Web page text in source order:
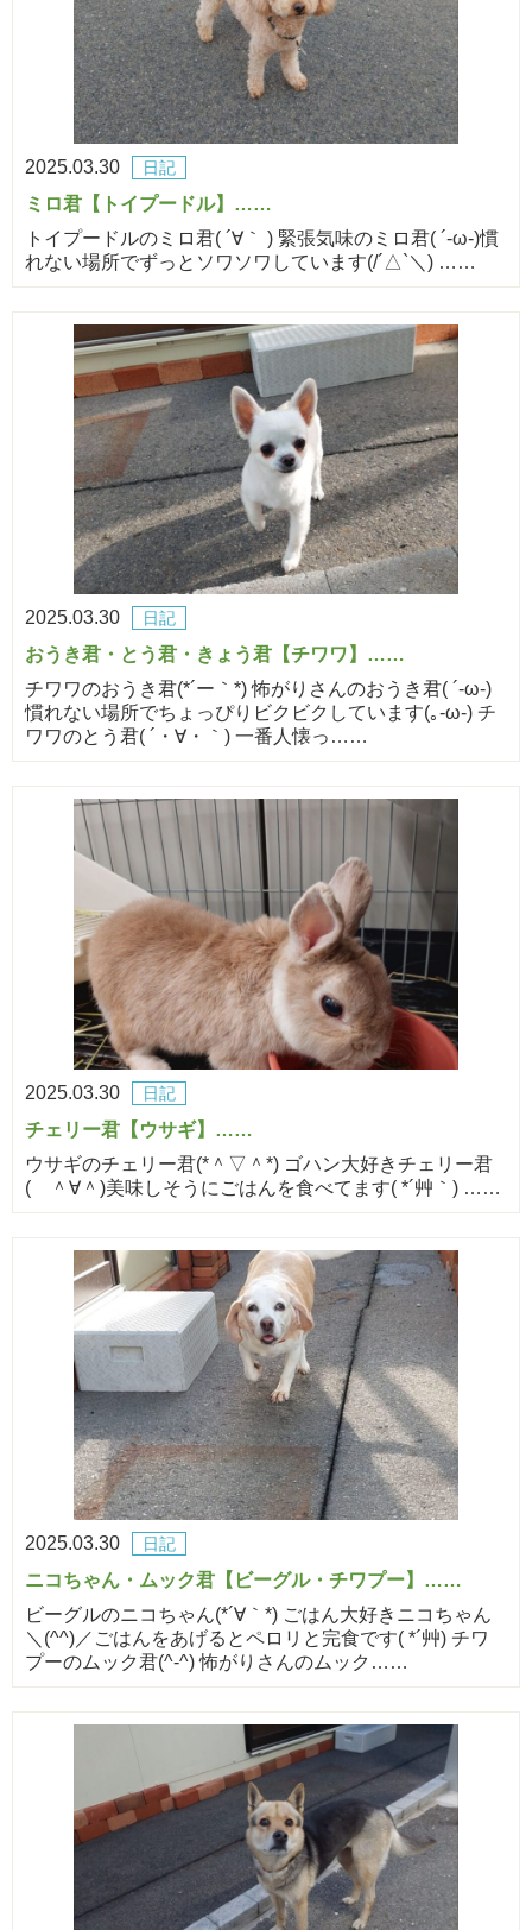
2025.03.30 日記
ミロ君【トイプードル】……
トイプードルのミロ君( ´∀｀ ) 緊張気味のミロ君( ´-ω-)慣
れない場所でずっとソワソワしています(/´△`＼) ……
2025.03.30 日記
おうき君・とう君・きょう君【チワワ】……
チワワのおうき君(*´ー｀*) 怖がりさんのおうき君( ´-ω-)
慣れない場所でちょっぴりビクビクしています(｡-ω-) チ
ワワのとう君( ´・∀・｀) 一番人懐っ……
2025.03.30 日記
チェリー君【ウサギ】……
ウサギのチェリー君(*＾▽＾*) ゴハン大好きチェリー君
( ＾∀＾)美味しそうにごはんを食べてます( *´艸｀) ……
2025.03.30 日記
ニコちゃん・ムック君【ビーグル・チワプー】……
ビーグルのニコちゃん(*´∀｀*) ごはん大好きニコちゃん
＼(^^)／ごはんをあげるとペロリと完食です( *´艸) チワ
プーのムック君(^-^) 怖がりさんのムック……